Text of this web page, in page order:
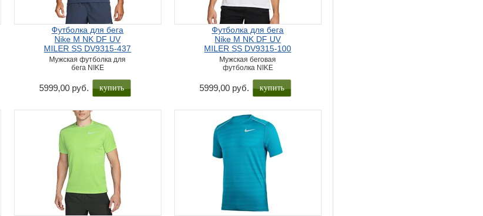
Футболка для бега
Nike M NK DF UV
MILER SS DV9315-437
Мужская футболка для
бега NIKE
5999,00 руб. купить
Футболка для бега
Nike M NK DF UV
MILER SS DV9315-100
Мужская беговая
футболка NIKE
5999,00 руб. купить